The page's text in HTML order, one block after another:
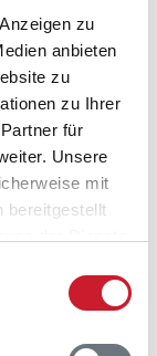
zu
anbieten
zu
zu Ihrer
für
Unsere
mit
bereitgestellt